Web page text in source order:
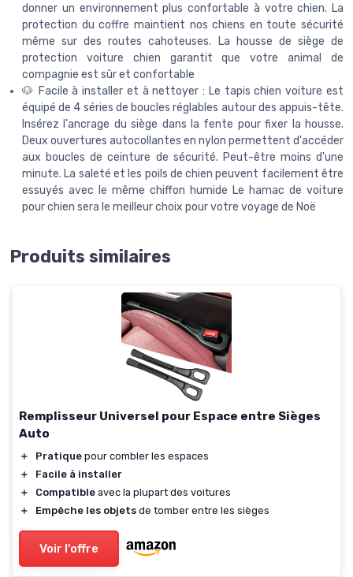
donner un environnement plus confortable à votre chien. La
protection du coffre maintient nos chiens en toute sécurité
même sur des routes cahoteuses. La housse de siège de
protection voiture chien garantit que votre animal de
compagnie est sûr et confortable
🐶 Facile à installer et à nettoyer : Le tapis chien voiture est
équipé de 4 séries de boucles réglables autour des appuis-tête.
Insérez l'ancrage du siège dans la fente pour fixer la housse.
Deux ouvertures autocollantes en nylon permettent d'accéder
aux boucles de ceinture de sécurité. Peut-être moins d'une
minute. La saleté et les poils de chien peuvent facilement être
essuyés avec le même chiffon humide Le hamac de voiture
pour chien sera le meilleur choix pour votre voyage de Noë
Produits similaires
Remplisseur Universel pour Espace entre Sièges
Auto
＋ Pratique pour combler les espaces
＋
Facile à installer
＋
Compatible avec la plupart des voitures
＋
Empêche les objets de tomber entre les sièges
Voir l'offre